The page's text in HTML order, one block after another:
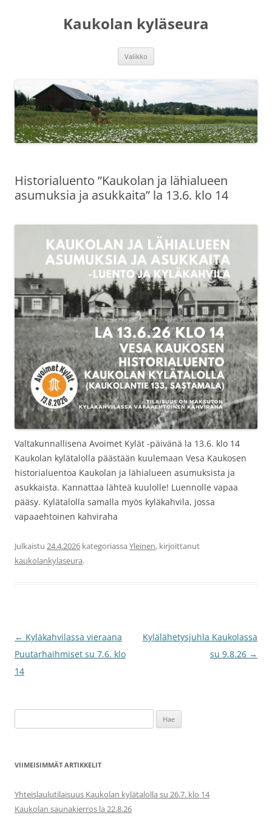
Kaukolan kyläseura
Valikko
Historialuento ”Kaukolan ja lähialueen
asumuksia ja asukkaita” la 13.6. klo 14
Valtakunnallisena Avoimet Kylät -päivänä la 13.6. klo 14
Kaukolan kylätalolla päästään kuulemaan Vesa Kaukosen
historialuentoa Kaukolan ja lähialueen asumuksista ja
asukkaista. Kannattaa lähteä kuulolle! Luennolle vapaa
pääsy. Kylätalolla samalla myös kyläkahvila, jossa
vapaaehtoinen kahviraha
Julkaistu 24.4.2026 kategoriassa Yleinen, kirjoittanut
kaukolankylaseura.
Artikkelien
selaus
← Kyläkahvilassa vieraana
Puutarhaihmiset su 7.6. klo
14
Kylälähetysjuhla Kaukolassa
su 9.8.26 →
VIIMEISIMMÄT ARTIKKELIT
Yhteislaulutilaisuus Kaukolan kylätalolla su 26.7. klo 14
Kaukolan saunakierros la 22.8.26